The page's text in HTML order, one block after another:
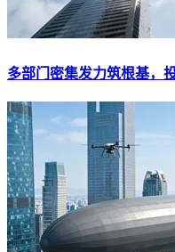
多部门密集发力筑根基，